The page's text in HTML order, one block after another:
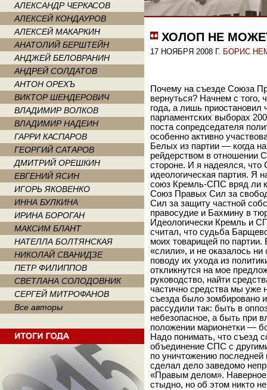
АЛЕКСАНДР ЧЕРКАСОВ
АЛЕКСЕЙ КОНДАУРОВ
АЛЕКСЕЙ МАКАРКИН
АНАТОЛИЙ БЕРШТЕЙН
АНДЖЕЙ БЕЛОВРАНИН
АНДРЕЙ СОЛДАТОВ
АНТОН ОРЕХЪ
ВИКТОР ШЕНДЕРОВИЧ
ВЛАДИМИР ВОЛКОВ
ВЛАДИМИР НАДЕИН
ГАРРИ КАСПАРОВ
ГЕОРГИЙ САТАРОВ
ДМИТРИЙ ОРЕШКИН
ЕВГЕНИЙ ЯСИН
ИГОРЬ ЯКОВЕНКО
ИННА БУЛКИНА
ИРИНА БОРОГАН
МАКСИМ БЛАНТ
НАТЕЛЛА БОЛТЯНСКАЯ
НИКОЛАЙ СВАНИДЗЕ
ПЕТР ФИЛИППОВ
СВЕТЛАНА СОЛОДОВНИК
СЕРГЕЙ МИТРОФАНОВ
Все авторы
ХОЛОП НЕ
17 НОЯБРЯ 2008 Г. БОРИС
Почему на съезде Союза
вернуться? Начнем с
года, а лишь приостановил
парламентских выборах
поста сопредседателя
особенно активно
Белых из партии — когда
рейдерством в отношении
стороне. И я надеялся,
идеологическая партия. Я
союз Кремль-СПС вряд ли
Союз Правых Сил за
Сил за защиту частной
правосудие и Бахмину в
Идеологически Кремль и
считал, что судьба
моих товарищей по партии.
«слили», и не оказалось
поводу их ухода из
откликнутся на мое
руководство, найти
частично средства мы уже
съезда было зомбировано
рассудили так: быть в
небезопасное, а быть при
положении марионетки —
Надо понимать, что съезд
объединение СПС с
по уничтожению последней
сделал дело заведомо
«Правым делом».
стыдно, но об этом никто не